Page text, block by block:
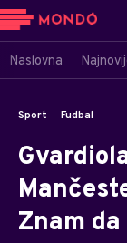
Naslovna
Sport Fudbal
Znam